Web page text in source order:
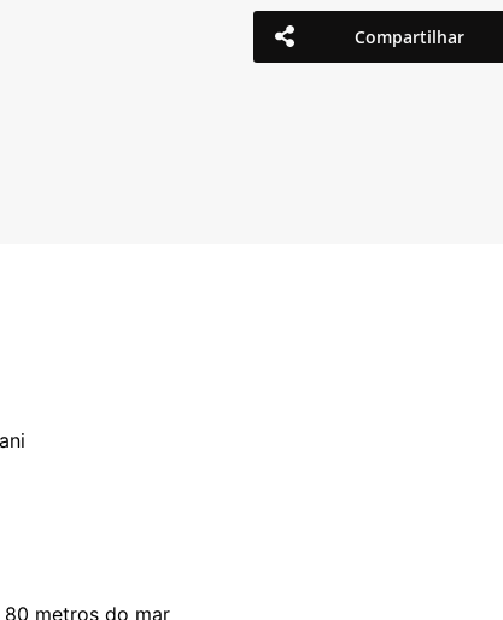
Compartilhar
80 metros do mar